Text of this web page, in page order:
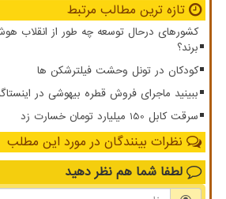
تازه ترین مطالب مرتبط
کشورهای درحال توسعه چه طور از انقلاب
برند؟
کودکان در تونل وحشت فیلترشکن ها
ببینید ماجرای فروش قطره بیهوشی در
سرقت کابل 150 میلیارد تومان خسارت زد
نظرات بینندگان در مورد این مطلب
لطفا شما هم نظر دهید